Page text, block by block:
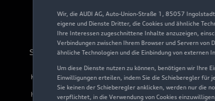
Wir, die AUDI AG, Auto-Union-Straße 1, 85057
eigene und Dienste Dritter, die Cookies und ähnliche
Ihre Interessen zugeschnittene Inhalte anzuzeigen,
Verbindungen zwischen Ihrem Browser und Servern
ähnliche Technologien und die Einbindung von externen
Um diese Dienste nutzen zu können, benötigen wir Ihre
Einwilligungen erteilen, indem Sie die Schieberegler für
Sie keinen der Schieberegler anklicken, werden nur die
verpflichtet, in die Verwendung von Cookies
Support
Kundenservice
Händlersuche